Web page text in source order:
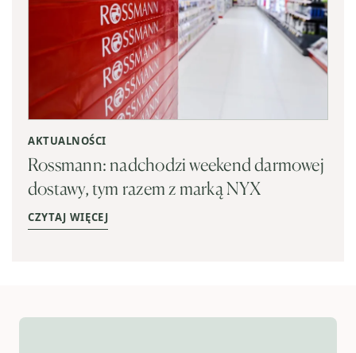
AKTUALNOŚCI
Rossmann: nadchodzi weekend darmowej
dostawy, tym razem z marką NYX
CZYTAJ WIĘCEJ